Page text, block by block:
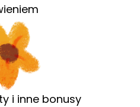
i inne bonusy